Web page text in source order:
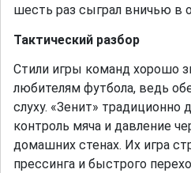
шесть раз сыграл вничью в
Тактический разбор
Стили игры команд хорошо
любителям футбола, ведь
слуху. «Зенит» традиционно
контроль мяча и давление
домашних стенах. Их игра
прессинга и быстрого